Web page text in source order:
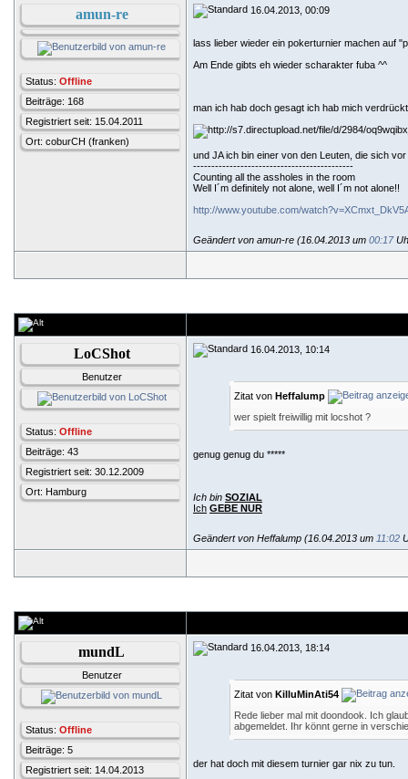
amun-re
Status: Offline
Beiträge: 168
Registriert seit: 15.04.2011
Ort: coburCH (franken)
16.04.2013, 00:09
lass lieber wieder ein pokerturnier machen auf
Am Ende gibts eh wieder scharakter fuba ^^
man ich hab doch gesagt ich hab mich
und JA ich bin einer von den Leuten, die sich
--------------------------------------------
Counting all the assholes in the room
Well I´m definitely not alone, well I´m not alone!!
http://www.youtube.com/
Geändert von amun-re (16.04.2013 um 00:17
LoCShot
Benutzer
Status: Offline
Beiträge: 43
Registriert seit: 30.12.2009
Ort: Hamburg
16.04.2013, 10:14
Zitat von Heffalump
wer spielt freiwillig mit locshot ?
genug genug du *****
Ich bin SOZIAL
Ich GEBE NUR
Geändert von Heffalump (16.04.2013 um 11:02
mundL
Benutzer
Status: Offline
Beiträge: 5
Registriert seit: 14.04.2013
16.04.2013, 18:14
Zitat von KilluMinAti54
Rede lieber mal mit doondook. Ich
abgemeldet. Ihr könnt gerne in
der hat doch mit diesem turnier gar nix zu tun.